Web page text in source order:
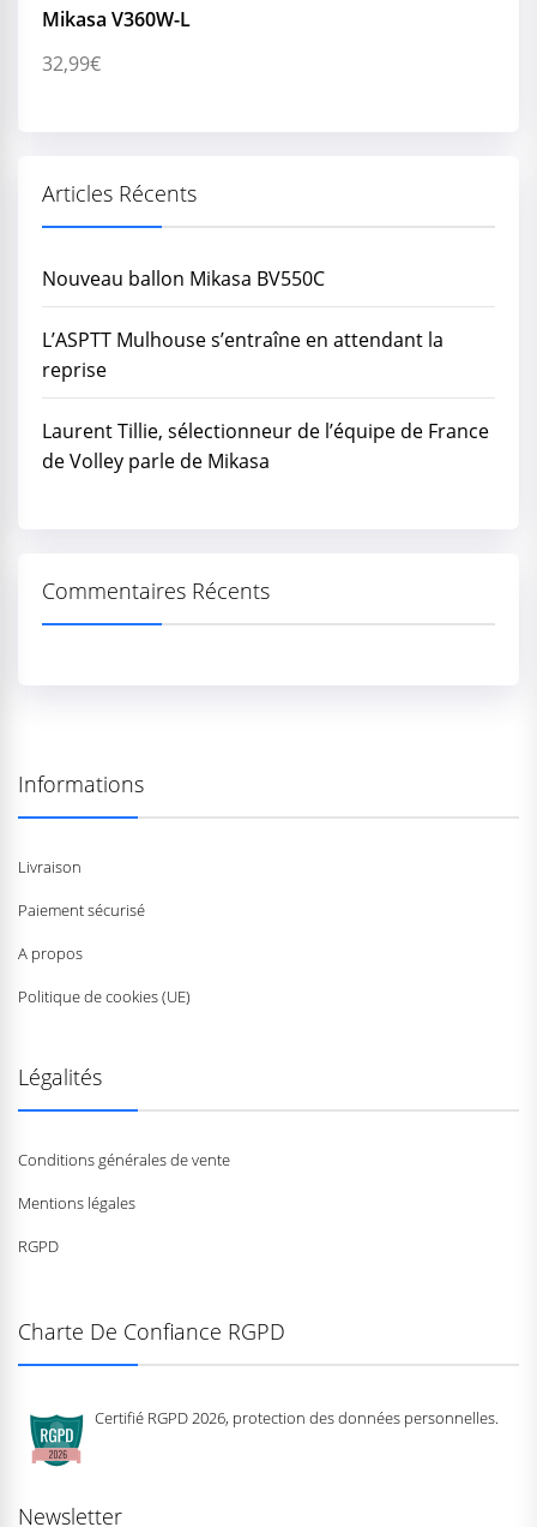
Mikasa V360W-L
32,99€
Articles Récents
Nouveau ballon Mikasa BV550C
L’ASPTT Mulhouse s’entraîne en attendant la
reprise
Laurent Tillie, sélectionneur de l’équipe de France
de Volley parle de Mikasa
Commentaires Récents
Informations
Livraison
Paiement sécurisé
A propos
Politique de cookies (UE)
Légalités
Conditions générales de vente
Mentions légales
RGPD
Charte De Confiance RGPD
Certifié RGPD 2026, protection des données personnelles.
Newsletter